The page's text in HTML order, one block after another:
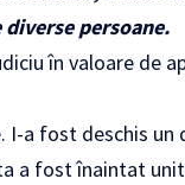
persoane.
în valoare de
a fost deschis un
a fost înaintat